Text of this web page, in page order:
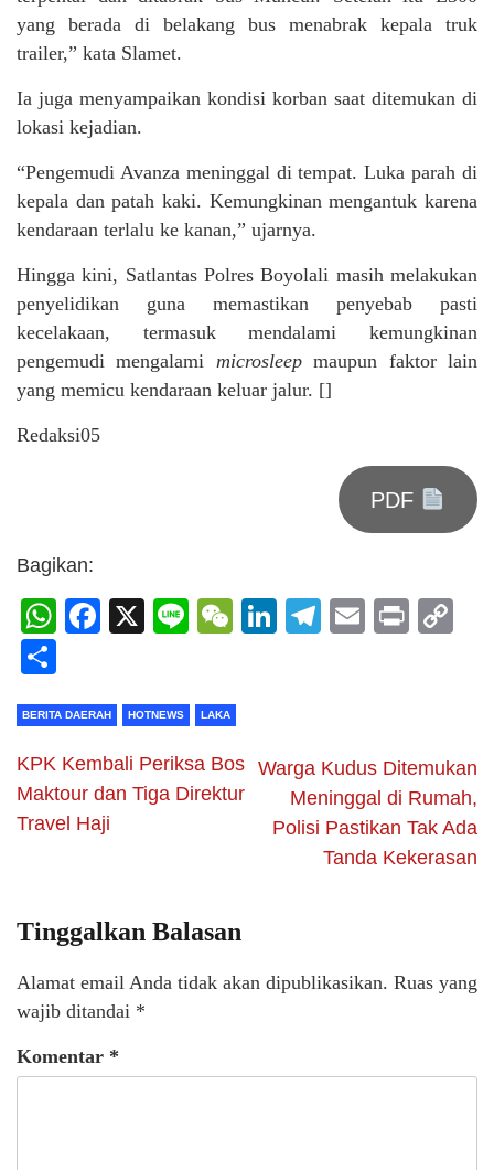
yang berada di belakang bus menabrak kepala truk
trailer,” kata Slamet.
Ia juga menyampaikan kondisi korban saat ditemukan di
lokasi kejadian.
“Pengemudi Avanza meninggal di tempat. Luka parah di
kepala dan patah kaki. Kemungkinan mengantuk karena
kendaraan terlalu ke kanan,” ujarnya.
Hingga kini, Satlantas Polres Boyolali masih melakukan
penyelidikan guna memastikan penyebab pasti
kecelakaan, termasuk mendalami kemungkinan
pengemudi mengalami microsleepmaupun faktor lain
yang memicu kendaraan keluar jalur. []
Redaksi05
PDF
Bagikan:
WhatsApp
Facebook
X LineWeChat
LinkedIn
Telegram
Email
Print
BERITA DAERAH HOTNEWS LAKA
KPK Kembali Periksa Bos
Maktour dan Tiga Direktur
Travel Haji
Warga Kudus Ditemukan
Meninggal di Rumah,
Polisi Pastikan Tak Ada
Tanda Kekerasan
Tinggalkan Balasan
Alamat email Anda tidak akan dipublikasikan. Ruas yang
wajib ditandai *
Komentar *